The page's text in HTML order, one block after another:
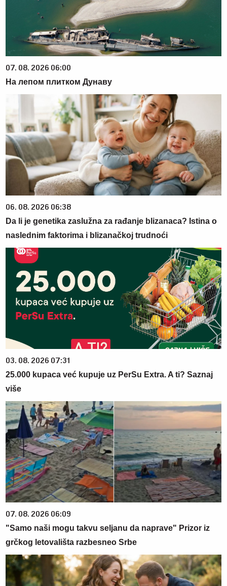
07. 08. 2026 06:00
На лепом плитком Дунаву
06. 08. 2026 06:38
Da li je genetika zaslužna za rađanje blizanaca? Istina o
naslednim faktorima i blizanačkoj trudnoći
03. 08. 2026 07:31
25.000 kupaca već kupuje uz PerSu Extra. A ti? Saznaj
više
07. 08. 2026 06:09
"Samo naši mogu takvu seljanu da naprave" Prizor iz
grčkog letovališta razbesneo Srbe